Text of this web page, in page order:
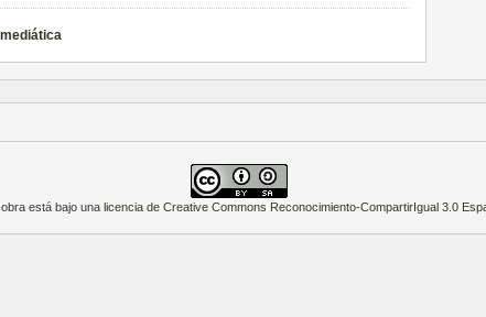
está bajo una licencia de Creative Commons Reconocimiento-CompartirIgual 3.0